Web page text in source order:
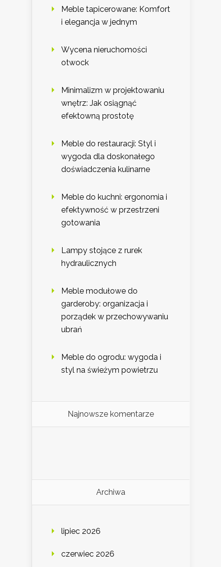
Meble tapicerowane: Komfort
i elegancja w jednym
Wycena nieruchomości
otwock
Minimalizm w projektowaniu
wnętrz: Jak osiągnąć
efektowną prostotę
Meble do restauracji: Styl i
wygoda dla doskonałego
doświadczenia kulinarne
Meble do kuchni: ergonomia i
efektywność w przestrzeni
gotowania
Lampy stojące z rurek
hydraulicznych
Meble modułowe do
garderoby: organizacja i
porządek w przechowywaniu
ubrań
Meble do ogrodu: wygoda i
styl na świeżym powietrzu
Najnowsze komentarze
Archiwa
lipiec 2026
czerwiec 2026